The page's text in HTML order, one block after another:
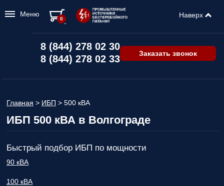
8 (844) 278 02 30
8 (844) 278 02 33
Заказать звонок
Главная > ИБП > 500 кВА
ИБП 500 кВА в Волгограде
Быстрый подбор ИБП по мощности
90 кВА
100 кВА
Меню Наверх
0